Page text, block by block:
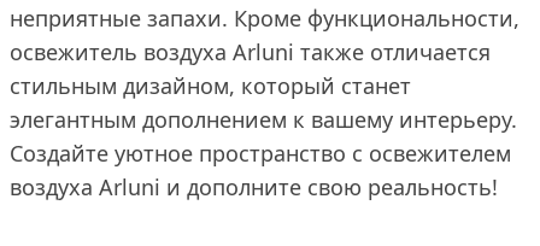
неприятные запахи. Кроме функциональности,
освежитель воздуха Arluni также отличается
стильным дизайном, который станет
элегантным дополнением к вашему интерьеру.
Создайте уютное пространство с освежителем
воздуха Arluni и дополните свою реальность!